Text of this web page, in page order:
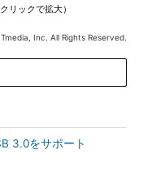
リックで拡大）
Inc. All Rights Reserved.
3.0をサポート